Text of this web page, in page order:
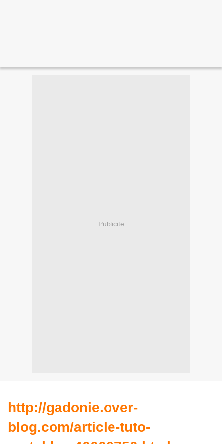
Publicité
http://gadonie.over-
blog.com/article-tuto-